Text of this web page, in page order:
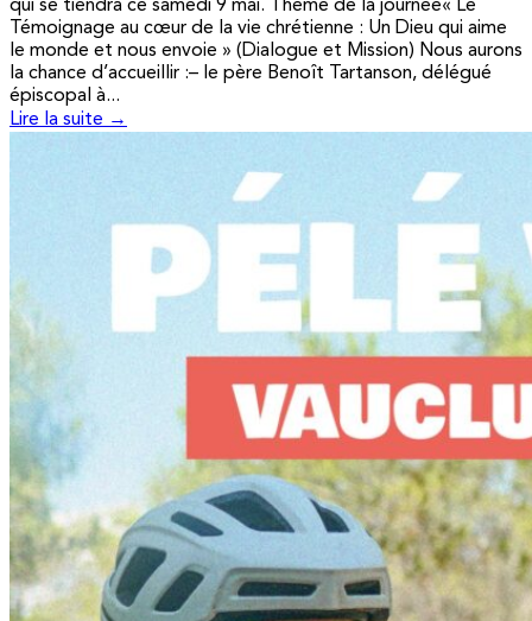
qui se tiendra ce samedi 9 mai. Thème de la journée« Le
Témoignage au cœur de la vie chrétienne : Un Dieu qui aime
le monde et nous envoie » (Dialogue et Mission) Nous aurons
la chance d’accueillir :– le père Benoît Tartanson, délégué
épiscopal à...
Lire la suite →